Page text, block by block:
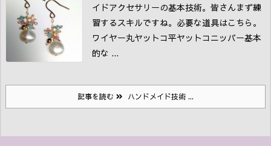
イドアクセサリーの基本技術。皆さんまず練
習するスキルですね。 必要な道具はこちら。
ワイヤー丸ヤットコ平ヤットコニッパー基本
的な ...
記事を読む ハンドメイド技術 ...